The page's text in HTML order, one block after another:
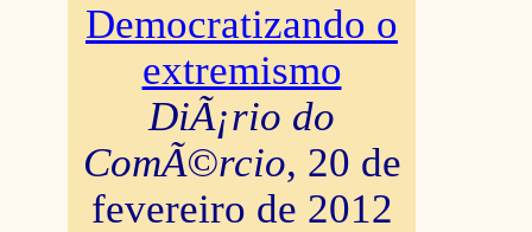
Democratizando o
extremismo
DiÃ¡rio do
ComÃ©rcio, 20 de
fevereiro de 2012